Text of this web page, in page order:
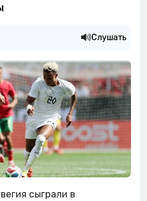
Слушать
сыграли в